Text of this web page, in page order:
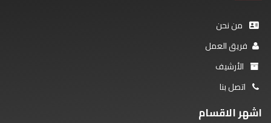
من نحن
فريق العمل
الأرشيف
اتصل بنا
اشهر الاقسام